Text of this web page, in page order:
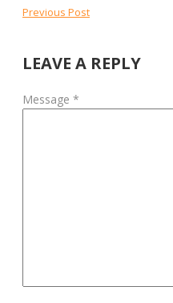
Post
navigation
Previous PostPrevious
LEAVE A REPLY
Message *